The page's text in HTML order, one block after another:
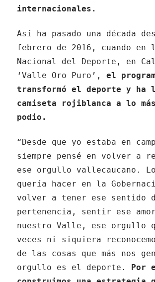
internacionales.
Así ha pasado una década
febrero de 2016, cuando en
Nacional del Deporte, en
‘Valle Oro Puro’,
el
transformó el deporte y ha
camiseta rojiblanca a lo
podio.
“Desde que yo estaba en
siempre pensé en volver a
ese orgullo vallecaucano.
quería hacer en la
volver a tener ese sentido
pertenencia, sentir ese
nuestro Valle, ese orgullo
veces ni siquiera
de las cosas que más nos
orgullo es el deporte.
Por